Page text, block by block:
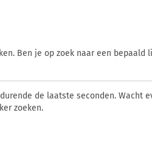
Ben je op zoek naar een bepaald
de laatste seconden. Wacht
zoeken.